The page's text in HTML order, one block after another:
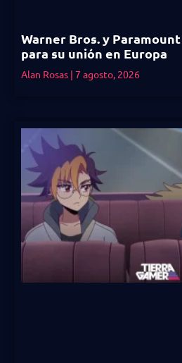
Warner Bros. y
para su unión en Europa
Alan Rosas 7 agosto, 2026